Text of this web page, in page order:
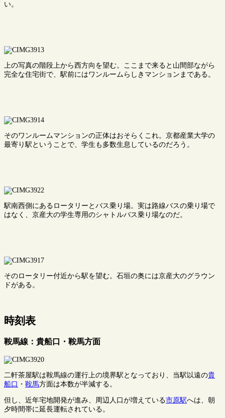
い。
上の写真の階段上から西方向を望む。ここまで来ると山間部ながら
完全な住宅街で、駅前にはワンルームらしきマンションまである。
そのワンルームマンションの正体はおそらくこれ。京都産業大学の
最寄り駅ということで、学生も多数生息しているのだろう。
駅南西側にあるロータリーとバス乗り場。実は路線バスの乗り場で
はなく、京産大の学生専用のシャトルバス乗り場なのだ。
そのロータリー付近から駅を望む。石垣の奥には京産大のグラウン
ドがある。
時刻表
鞍馬線：貴船口・鞍馬方面
二軒茶屋駅は鞍馬線の運行上の境界駅となっており、当駅以遠の貴
船口 ・ 鞍馬方面は本数が半減する。
但し、近年宅地開発が進み、周辺人口が増えている市原駅へは、朝
夕時間帯に延長運転されている。